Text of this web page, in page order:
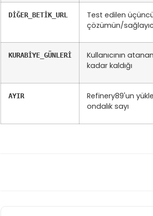
DİĞER_BETİK_URL
Test edilen
çözümün/
KURABİYE_GÜNLERİ
Kullanıcının
kadar kaldığı
AYIR
Refinery89'un
ondalık sayı